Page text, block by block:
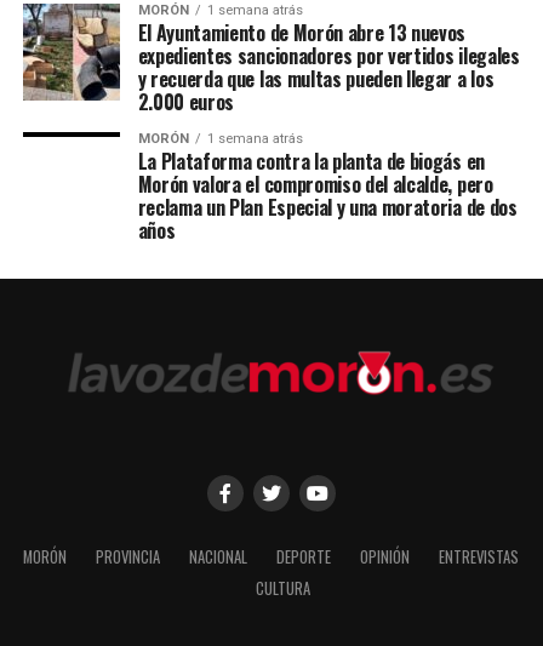
MORÓN 1 semana atrás
El Ayuntamiento de Morón abre 13 nuevos
expedientes sancionadores por vertidos ilegales
y recuerda que las multas pueden llegar a los
2.000 euros
MORÓN 1 semana atrás
La Plataforma contra la planta de biogás en
Morón valora el compromiso del alcalde, pero
reclama un Plan Especial y una moratoria de dos
años
MORÓN PROVINCIA NACIONAL DEPORTE OPINIÓN
ENTREVISTAS
CULTURA